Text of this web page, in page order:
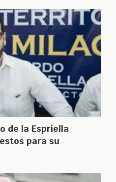
de la Espriella
para su